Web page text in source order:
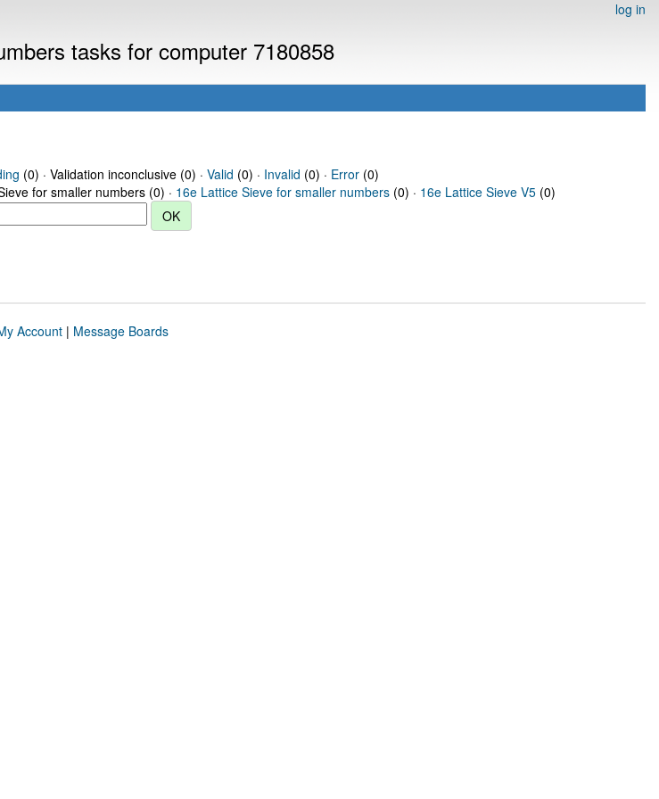
log in
tasks for computer 7180858
(0) · Validation inconclusive (0) · Valid (0) · Invalid (0) · Error(0)
for smaller numbers (0) · 16e Lattice Sieve for smaller numbers (0) · 16e Lattice Sieve V5 (0)
Account| Message Boards